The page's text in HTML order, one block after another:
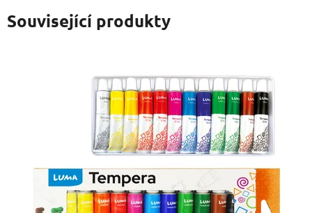
Související produkty